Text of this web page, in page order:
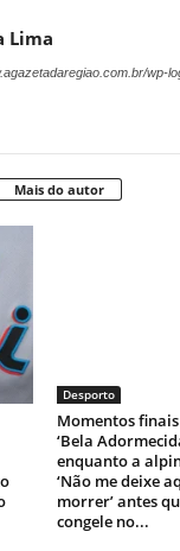
Lima
wp-
Mais do autor
Desporto
Momentos
‘Bela
enquanto a
‘Não me deixe
morrer’ antes
congele no...